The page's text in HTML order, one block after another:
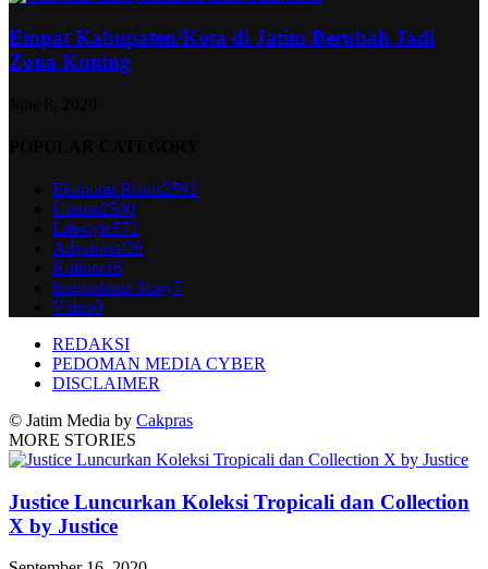
Empat Kabupaten/Kota di Jatim Berubah Jadi
Zona Kuning
Ekonomi Bisnis2592
Umum2500
Lifestyle572
Advetorial26
Kuliner16
Inspirations Story7
Video0
REDAKSI
PEDOMAN MEDIA CYBER
DISCLAIMER
© Jatim Media by Cakpras
MORE STORIES
Justice Luncurkan Koleksi Tropicali dan Collection
X by Justice